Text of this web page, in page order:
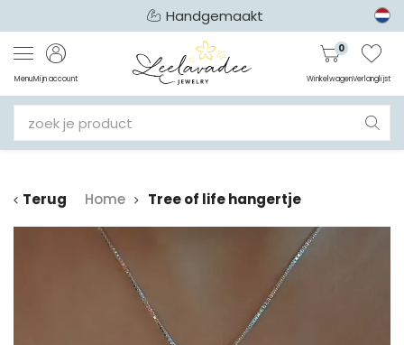
Handgemaakt
MenuMijn account
0
WinkelwagenVerlanglijst
Terug Home Tree of life hangertje